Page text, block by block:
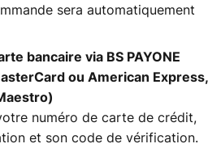
sera automatiquement
bancaire via BS PAYONE
ou American Express,
numéro de carte de crédit,
et son code de vérification.